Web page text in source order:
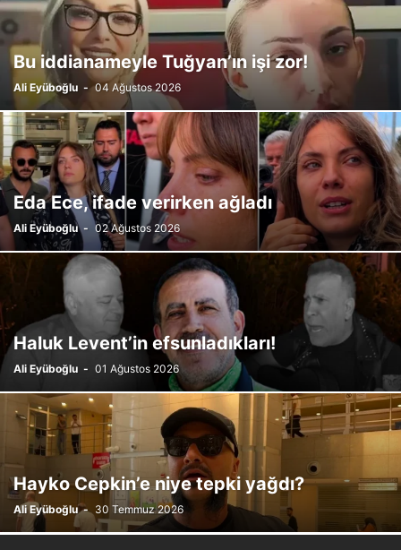
Bu iddianameyle Tuğyan’ın işi zor!
Ali Eyüboğlu - 04 Ağustos 2026
Eda Ece, ifade verirken ağladı
Ali Eyüboğlu - 02 Ağustos 2026
Haluk Levent’in efsunladıkları!
Ali Eyüboğlu - 01 Ağustos 2026
Hayko Cepkin’e niye tepki yağdı?
Ali Eyüboğlu - 30 Temmuz 2026